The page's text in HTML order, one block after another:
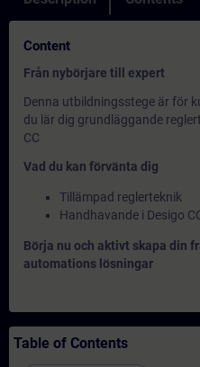
Content
Från nybörjare till expert
Denna utbildningsstege är för
du lär dig grundläggande
CC
Vad du kan förvänta dig
Tillämpad reglerteknik
Handhavande i Desigo
Börja nu och aktivt skapa din
automations lösningar
Table of Contents